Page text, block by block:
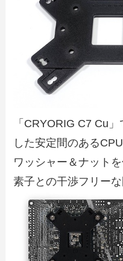
「CRYORIG C7 Cu
した安定間のある
ワッシャー＆ナット
素子との干渉フリー